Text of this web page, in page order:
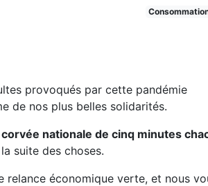
pour la
provoqués par cette pandémie
de nos plus belles solidarités.
nationale de cinq minutes
suite des choses.
relance économique verte, et nous